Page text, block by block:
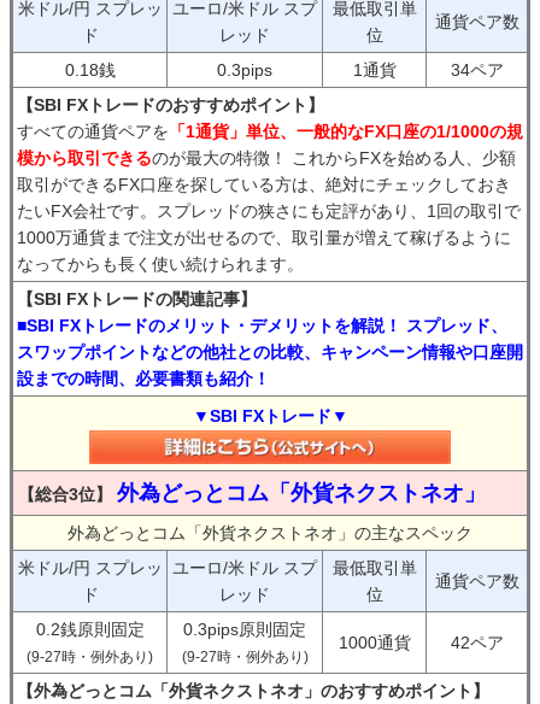
米ドル/円 スプレッ
ド
ユーロ/米ドル スプ
レッド
最低取引単
位
通貨ペア数
0.18銭 0.3pips 1通貨
34ペア
【SBI FXトレードのおすすめポイント】
すべての通貨ペアを 「1通貨」単位、一般的なFX口座の1/1000の規
模から取引できるのが最大の特徴！ これからFXを始める人、少額
取引ができるFX口座を探している方は、絶対にチェックしておき
たいFX会社です。スプレッドの狭さにも定評があり、1回の取引で
1000万通貨まで注文が出せるので、取引量が増えて稼げるように
なってからも長く使い続けられます。
【SBI FXトレードの関連記事】
■SBI FXトレードのメリット・デメリットを解説！ スプレッド、
スワップポイントなどの他社との比較、キャンペーン情報や口座開
設までの時間、必要書類も紹介！
▼SBI FXトレード▼
【総合3位】 外為どっとコム「外貨ネクストネオ」
外為どっとコム「外貨ネクストネオ」の主なスペック
米ドル/円 スプレッ
ド
ユーロ/米ドル スプ
レッド
最低取引単
位
通貨ペア数
0.2銭原則固定
(9-27時・例外あり)
0.3pips原則固定
(9-27時・例外あり)
1000通貨 42ペア
【外為どっとコム「外貨ネクストネオ」のおすすめポイント】